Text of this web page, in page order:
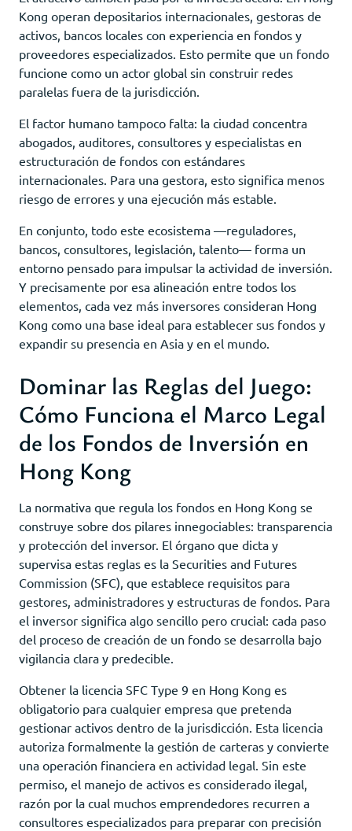
Kong operan depositarios internacionales, gestoras de
activos, bancos locales con experiencia en fondos y
proveedores especializados. Esto permite que un fondo
funcione como un actor global sin construir redes
paralelas fuera de la jurisdicción.
El factor humano tampoco falta: la ciudad concentra
abogados, auditores, consultores y especialistas en
estructuración de fondos con estándares
internacionales. Para una gestora, esto significa menos
riesgo de errores y una ejecución más estable.
En conjunto, todo este ecosistema —reguladores,
bancos, consultores, legislación, talento— forma un
entorno pensado para impulsar la actividad de inversión.
Y precisamente por esa alineación entre todos los
elementos, cada vez más inversores consideran Hong
Kong como una base ideal para establecer sus fondos y
expandir su presencia en Asia y en el mundo.
Dominar las Reglas del Juego:
Cómo Funciona el Marco Legal
de los Fondos de Inversión en
Hong Kong
La normativa que regula los fondos en Hong Kong se
construye sobre dos pilares innegociables: transparencia
y protección del inversor. El órgano que dicta y
supervisa estas reglas es la Securities and Futures
Commission (SFC), que establece requisitos para
gestores, administradores y estructuras de fondos. Para
el inversor significa algo sencillo pero crucial: cada paso
del proceso de creación de un fondo se desarrolla bajo
vigilancia clara y predecible.
Obtener la licencia SFC Type 9 en Hong Kong es
obligatorio para cualquier empresa que pretenda
gestionar activos dentro de la jurisdicción. Esta licencia
autoriza formalmente la gestión de carteras y convierte
una operación financiera en actividad legal. Sin este
permiso, el manejo de activos es considerado ilegal,
razón por la cual muchos emprendedores recurren a
consultores especializados para preparar con precisión